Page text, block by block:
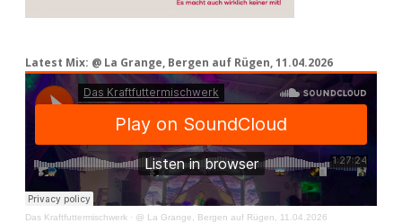
Latest Mix: @ La Grange, Bergen auf Rügen, 11.04.2026
Das Kraftfuttermischwerk · @ La Grange, Bergen auf Rügen, 11.04.2026